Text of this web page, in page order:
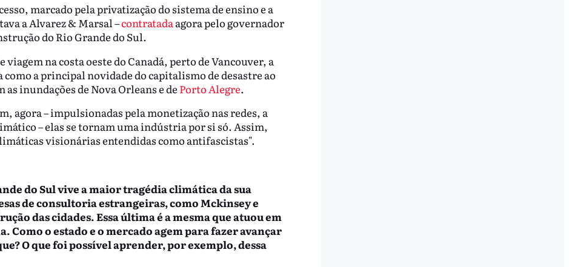
marcado pela privatização do sistema de ensino e a
a Alvarez & Marsal –contratada agora pelo governador
do Rio Grande do Sul.
viagem na costa oeste do Canadá, perto de Vancouver, a
como a principal novidade do capitalismo de desastre ao
as inundações de Nova Orleans e de Porto Alegre.
agora – impulsionadas pela monetização nas redes, a
– elas se tornam uma indústria por si só. Assim,
visionárias entendidas como antifascistas".
do Sul vive a maior tragédia climática da sua
de consultoria estrangeiras, como Mckinsey e
das cidades. Essa última é a mesma que atuou em
Como o estado e o mercado agem para fazer avançar
O que foi possível aprender, por exemplo, dessa